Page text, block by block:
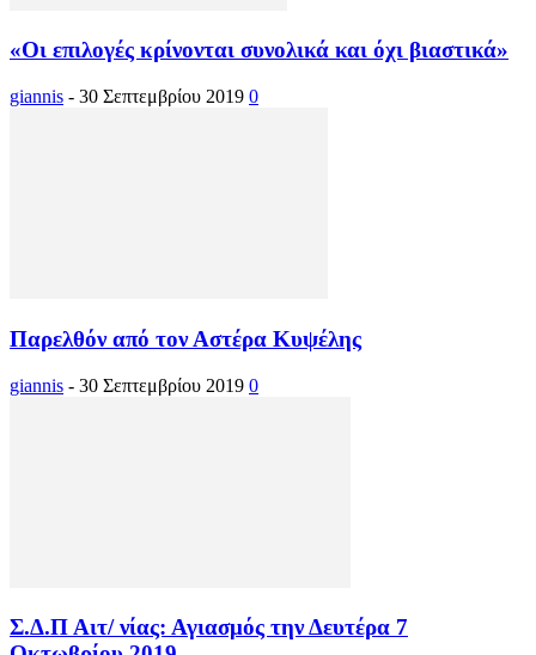
«Οι επιλογές κρίνονται συνολικά και όχι βιαστικά»
giannis - 30 Σεπτεμβρίου 2019 0
Παρελθόν από τον Αστέρα Κυψέλης
giannis - 30 Σεπτεμβρίου 2019 0
Σ.Δ.Π Αιτ/ νίας: Αγιασμός την Δευτέρα 7